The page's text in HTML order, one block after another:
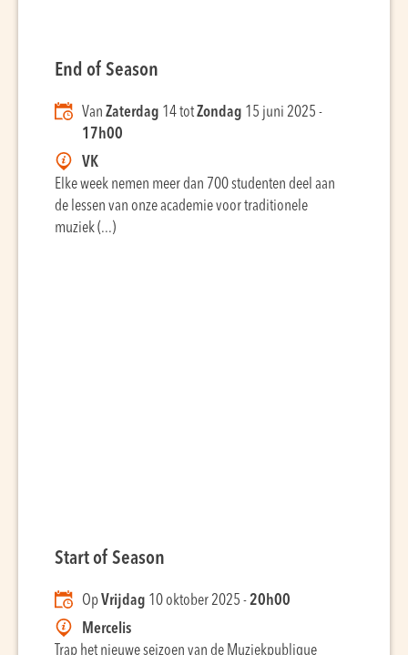
End of Season
Van Zaterdag 14 totZondag 15 juni 2025 -
17h00
VK
Elke week nemen meer dan 700 studenten deel aan
de lessen van onze academie voor traditionele
muziek (...)
Start of Season
OpVrijdag 10 oktober 2025 -20h00
Mercelis
Trap het nieuwe seizoen van de Muziekpublique